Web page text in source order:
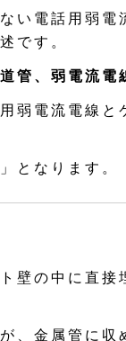
い電話用弱電
です。
管、弱電流電
弱電流電線と
となります。
壁の中に直接
、 金属管に収